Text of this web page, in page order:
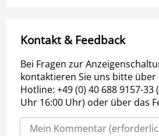
Kontakt & Feedback
Bei Fragen zur
kontaktieren Sie uns bitte über
Hotline: +49 (0) 40 688 9157-33
Uhr 16:00 Uhr) oder über das